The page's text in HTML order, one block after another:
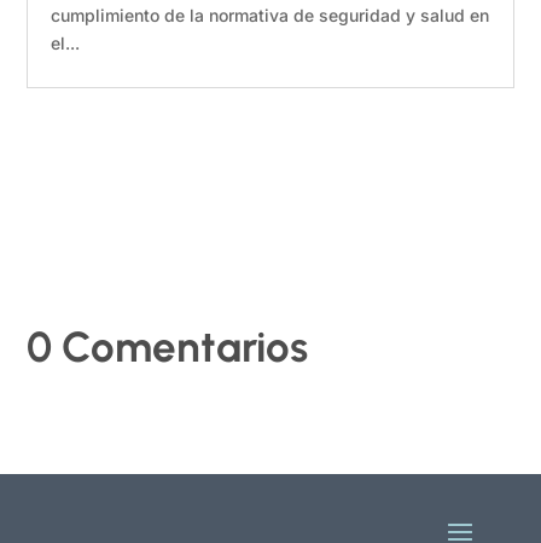
cumplimiento de la normativa de seguridad y salud en
el...
0 Comentarios